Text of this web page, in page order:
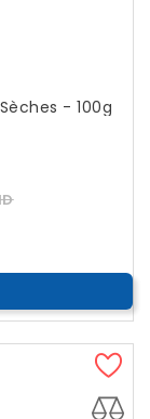
- 100g
Prix